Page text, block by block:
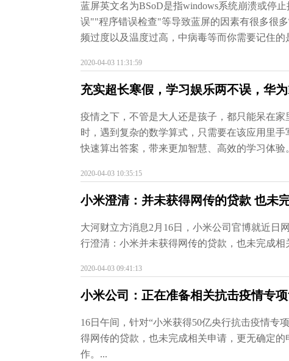
蓝屏英文名为BSoD是指windows系统崩溃或停
误""程序错误检查"等导致蓝屏的因素有很多很
频过度以及温度过高，中病毒等而你需要记住
2020-04-03 11:31:59
充实超长寒假，学习娱乐两不误，华
疫情之下，不管是大人还是孩子，都只能呆在
时，遇到复杂的数学算式，只需要在该应用里
快速算出答案，带来更加智慧、高效的学习体验
2020-04-03 10:35:15
小米澄清：并未获得网传的贷款 也未
大河财立方消息2月16日，小米公司官博就近日
行澄清：小米并未获得网传的贷款，也未完成
2020-04-03 09:41:13
小米公司：正在准备相关抗击疫情专
16日午间，针对“小米获得50亿央行抗击疫情专
得网传的贷款，也未完成相关申请，更无确定
作。...